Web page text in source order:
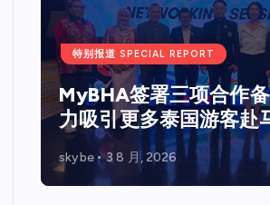
特别报道 SPECIAL REPORT
MyBHA签署三项合作
力吸引更多泰国游客赴
skybe 3 8 月, 2026